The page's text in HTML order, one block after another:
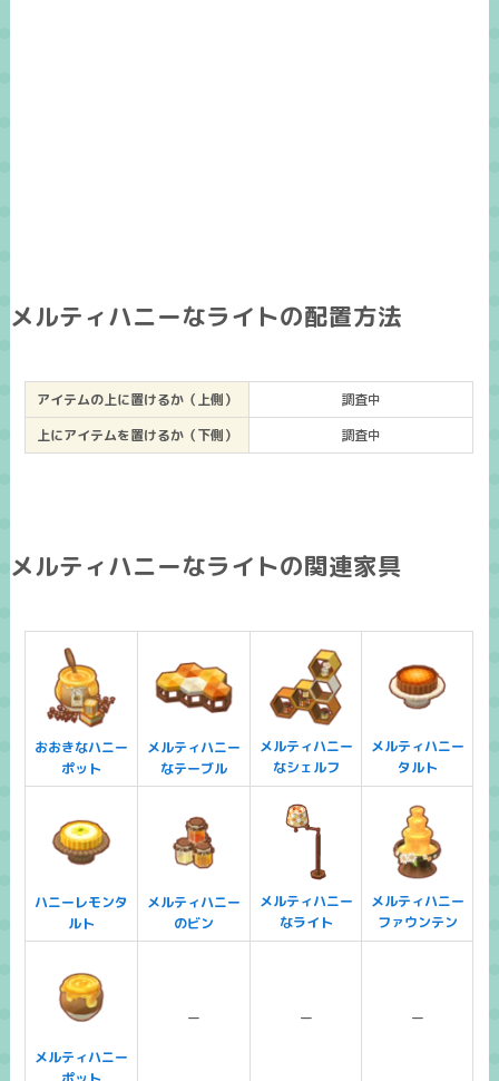
メルティハニーなライトの配置方法
アイテムの上に置けるか（上側）
調査中
上にアイテムを置けるか（下側）
調査中
メルティハニーなライトの関連家具
おおきなハニー
ポット
メルティハニー
なテーブル
メルティハニー
なシェルフ
メルティハニー
タルト
ハニーレモンタ
ルト
メルティハニー
のビン
メルティハニー
なライト
メルティハニー
ファウンテン
メルティハニー
ー ー ー